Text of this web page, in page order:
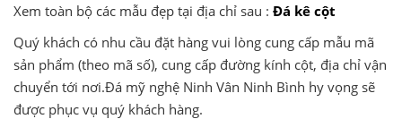
Xem toàn bộ các mẫu đẹp tại địa chỉ sau : Đá kê cột
Quý khách có nhu cầu đặt hàng vui lòng cung cấp mẫu mã
sản phẩm (theo mã số), cung cấp đường kính cột, địa chỉ vận
chuyển tới nơi.Đá mỹ nghệ Ninh Vân Ninh Bình hy vọng sẽ
được phục vụ quý khách hàng.